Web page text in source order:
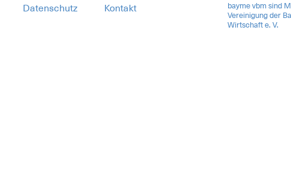
Datenschutz
Kontakt
bayme vbm sind
Vereinigung der
Wirtschaft e. V.